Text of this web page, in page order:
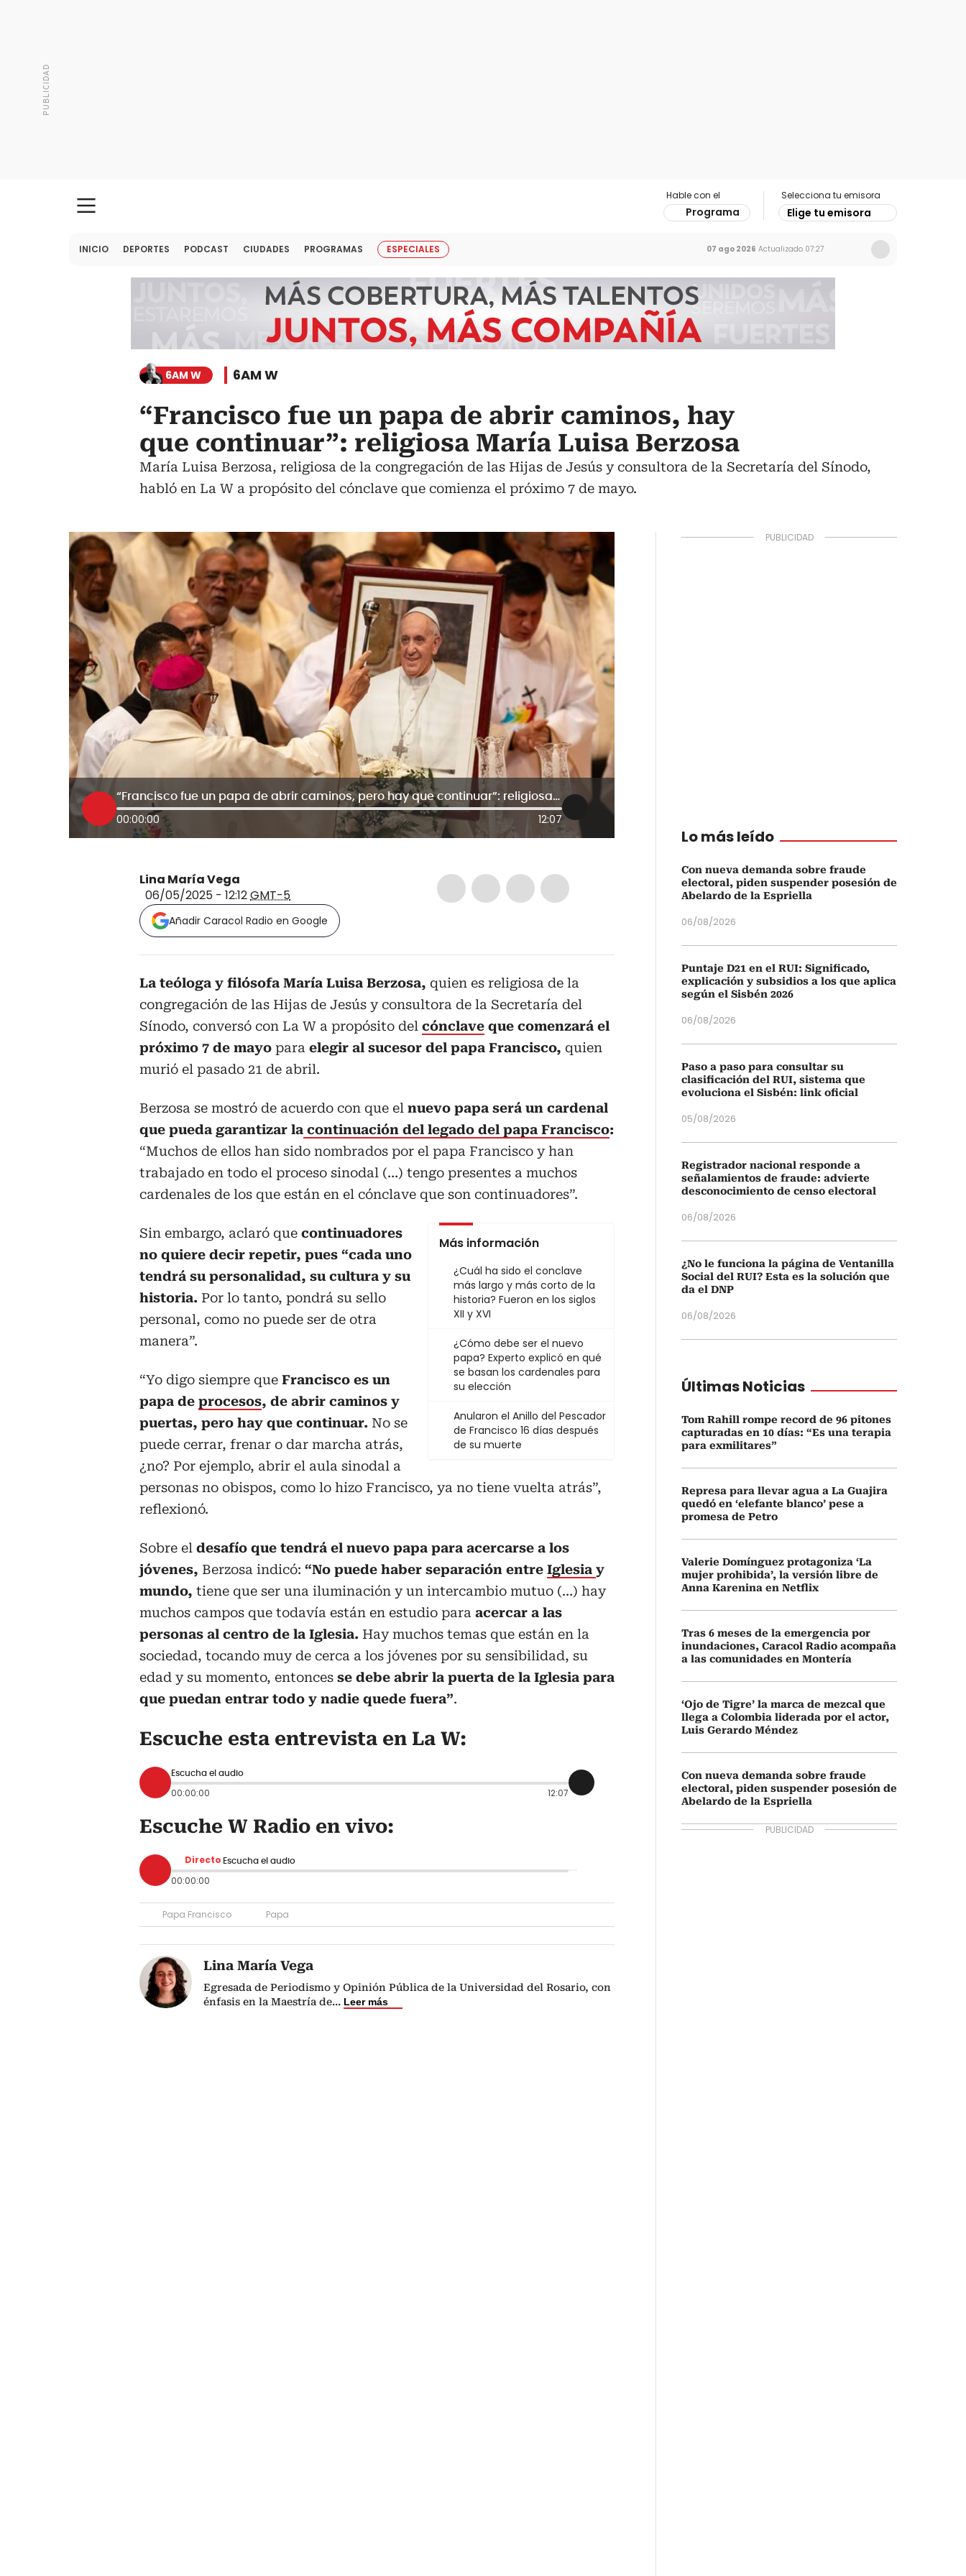
Hable con el
Programa
Selecciona tu emisora
Elige tu emisora
INICIO DEPORTES PODCAST CIUDADES PROGRAMAS ESPECIALES 07 ago 2026 Actualizado 07:27
6AM W 6AM W
“Francisco fue un papa de abrir caminos, hay
que continuar”: religiosa María Luisa Berzosa
María Luisa Berzosa, religiosa de la congregación de las Hijas de Jesús y consultora de la Secretaría del Sínodo,
habló en La W a propósito del cónclave que comienza el próximo 7 de mayo.
“Francisco fue un papa de abrir caminos, pero hay que continuar”: religiosa María Luisa Berzosa
00:00:00 12:07
Lina María Vega
06/05/2025 - 12:12GMT-5
Añadir Caracol Radio en Google
La teóloga y filósofa María Luisa Berzosa, quien es religiosa de la
congregación de las Hijas de Jesús y consultora de la Secretaría del
Sínodo, conversó con La W a propósito del cónclave que comenzará el
próximo 7 de mayo para elegir al sucesor del papa Francisco, quien
murió el pasado 21 de abril.
Berzosa se mostró de acuerdo con que el nuevo papa será un cardenal
que pueda garantizar la continuación del legado del papa Francisco:
“Muchos de ellos han sido nombrados por el papa Francisco y han
trabajado en todo el proceso sinodal (…) tengo presentes a muchos
cardenales de los que están en el cónclave que son continuadores”.
Más información
¿Cuál ha sido el conclave
más largo y más corto de la
historia? Fueron en los siglos
XII y XVI
¿Cómo debe ser el nuevo
papa? Experto explicó en qué
se basan los cardenales para
su elección
Anularon el Anillo del Pescador
de Francisco 16 días después
de su muerte
Sin embargo, aclaró que continuadores
no quiere decir repetir, pues “cada uno
tendrá su personalidad, su cultura y su
historia. Por lo tanto, pondrá su sello
personal, como no puede ser de otra
manera”.
“Yo digo siempre que Francisco es un
papa de procesos, de abrir caminos y
puertas, pero hay que continuar. No se
puede cerrar, frenar o dar marcha atrás,
¿no? Por ejemplo, abrir el aula sinodal a
personas no obispos, como lo hizo Francisco, ya no tiene vuelta atrás”,
reflexionó.
Sobre el desafío que tendrá el nuevo papa para acercarse a los
jóvenes, Berzosa indicó: “No puede haber separación entre Iglesia y
mundo, tiene que ser una iluminación y un intercambio mutuo (…) hay
muchos campos que todavía están en estudio para acercar a las
personas al centro de la Iglesia. Hay muchos temas que están en la
sociedad, tocando muy de cerca a los jóvenes por su sensibilidad, su
edad y su momento, entonces se debe abrir la puerta de la Iglesia para
que puedan entrar todo y nadie quede fuera”.
Escuche esta entrevista en La W:
Escucha el audio
00:00:00 12:07
Escuche W Radio en vivo:
Directo Escucha el audio
00:00:00
Papa Francisco Papa
Lina María Vega
Egresada de Periodismo y Opinión Pública de la Universidad del Rosario, con
énfasis en la Maestría de... Leer más
Lo más leído
Con nueva demanda sobre fraude
electoral, piden suspender posesión de
Abelardo de la Espriella
06/08/2026
Puntaje D21 en el RUI: Significado,
explicación y subsidios a los que aplica
según el Sisbén 2026
06/08/2026
Paso a paso para consultar su
clasificación del RUI, sistema que
evoluciona el Sisbén: link oficial
05/08/2026
Registrador nacional responde a
señalamientos de fraude: advierte
desconocimiento de censo electoral
06/08/2026
¿No le funciona la página de Ventanilla
Social del RUI? Esta es la solución que
da el DNP
06/08/2026
Últimas Noticias
Tom Rahill rompe record de 96 pitones
capturadas en 10 días: “Es una terapia
para exmilitares”
Represa para llevar agua a La Guajira
quedó en ‘elefante blanco’ pese a
promesa de Petro
Valerie Domínguez protagoniza ‘La
mujer prohibida’, la versión libre de
Anna Karenina en Netflix
Tras 6 meses de la emergencia por
inundaciones, Caracol Radio acompaña
a las comunidades en Montería
‘Ojo de Tigre’ la marca de mezcal que
llega a Colombia liderada por el actor,
Luis Gerardo Méndez
Con nueva demanda sobre fraude
electoral, piden suspender posesión de
Abelardo de la Espriella